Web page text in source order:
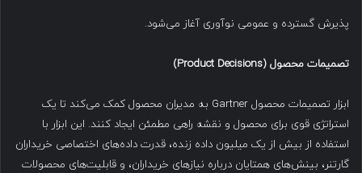
پذیرش گسترده و عمومی نوآوری آغاز می‌شود.
تصمیمات محصول (Product Decisions)
ابزار تصمیمات محصول Gartner به مدیران محصول کمک می‌کند تا یک
استراتژی قوی برای محصول و نقشه راهی مطمئن ایجاد کنند. این ابزار با
استفاده از بیش از یک میلیون داده زنده، قدرت داده‌های اختصاصی خریداران
گارتنر، بینش‌های همتایان درباره نیازهای خریداران، و قابلیت‌های محصولات